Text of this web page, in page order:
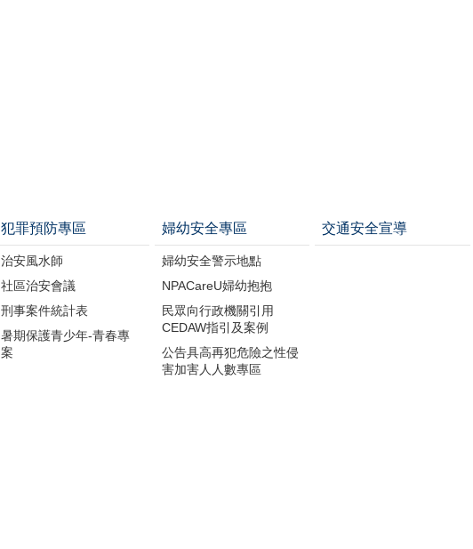
犯罪預防專區
治安風水師
社區治安會議
刑事案件統計表
暑期保護青少年-青春專
案
婦幼安全專區
婦幼安全警示地點
NPACareU婦幼抱抱
民眾向行政機關引用
CEDAW指引及案例
公告具高再犯危險之性侵
害加害人人數專區
交通安全宣導